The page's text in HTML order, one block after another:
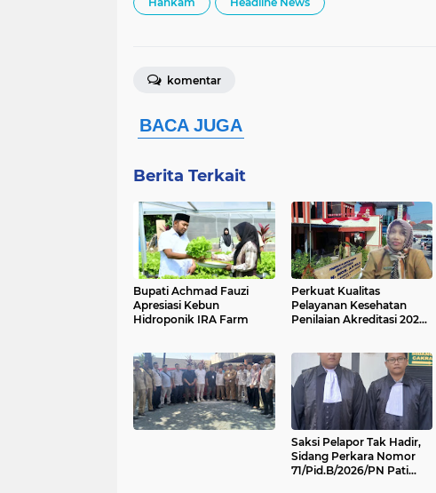
komentar
Berita Terkait
Bupati Achmad Fauzi
Apresiasi Kebun
Hidroponik IRA Farm
Perkuat Kualitas
Pelayanan Kesehatan
Penilaian Akreditasi 2026,
Saksi Pelapor Tak Hadir,
Sidang Perkara Nomor
71/Pid.B/2026/PN Pati